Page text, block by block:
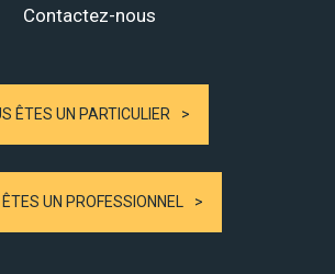
Contactez-nous
ÊTES UN PARTICULIER
UN PROFESSIONNEL